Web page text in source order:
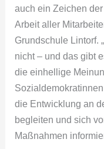
auch ein Zeichen
Arbeit aller
Grundschule Lintorf.
nicht – und das gibt
die einhellige
die Entwicklung an
begleiten und sich
Maßnahmen